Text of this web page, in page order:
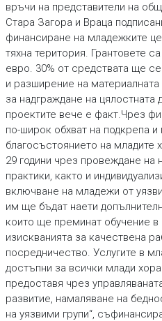
връчи на представители на
Стара Загора и Враца
финансиране на младежките
тяхна територия. Грантовете
евро. 30% от средствата ще
и разширение на
за надграждане на цялостната
проектите вече е факт.Чрез
по-широк обхват на подкрепа и
благосъстоянието на младите
29 години чрез провеждане на
практики, както и
включване на младежи от
им ще бъдат наети
които ще преминат обучение в
изискванията за качествена
посредничество. Услугите в
достъпни за всички млади
предоставя чрез
развитие, намаляване на
на уязвими групи“,